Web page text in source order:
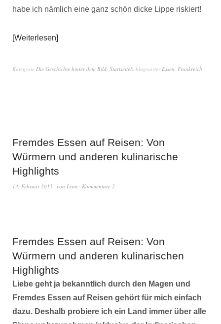
habe ich nämlich eine ganz schön dicke Lippe riskiert!
Weiterlesen
Kategorie Die Geschichte hinter dem Bild, StartseiteSchlagwörterEssen, Frankreich
Fremdes Essen auf Reisen: Von
Würmern und anderen kulinarische
Highlights
13. Februar 2015 von Lynn Kommentare 2
Fremdes Essen auf Reisen: Von
Würmern und anderen kulinarischen
Highlights
Liebe geht ja bekanntlich durch den Magen und
Fremdes Essen auf Reisen gehört für mich einfach
dazu. Deshalb probiere ich ein Land immer über alle